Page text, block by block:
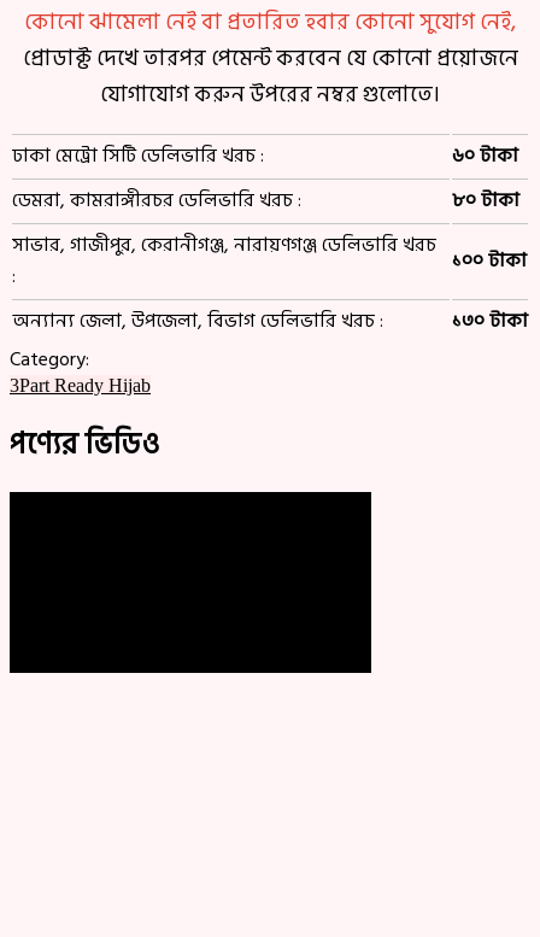
কোনো ঝামেলা নেই বা প্রতারিত হবার কোনো সুযোগ নেই,
প্রোডাক্ট দেখে তারপর পেমেন্ট করবেন যে কোনো প্রয়োজনে
যোগাযোগ করুন উপরের নম্বর গুলোতে।
ঢাকা মেট্রো সিটি ডেলিভারি খরচ :
৬০ টাকা
ডেমরা, কামরাঙ্গীরচর ডেলিভারি খরচ :
৮০ টাকা
সাভার, গাজীপুর, কেরানীগঞ্জ, নারায়ণগঞ্জ ডেলিভারি খরচ
:
১০০ টাকা
অন্যান্য জেলা, উপজেলা, বিভাগ ডেলিভারি খরচ :
১৩০ টাকা
Category:
3Part Ready Hijab
পণ্যের ভিডিও